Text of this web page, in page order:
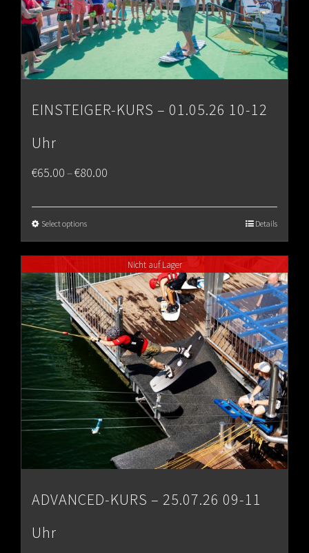
EINSTEIGER-KURS – 01.05.26 10-12
Uhr
€65.00–€80.00
€80.00
Select options Details
Nicht auf Lager
ADVANCED-KURS – 25.07.26 09-11
Uhr